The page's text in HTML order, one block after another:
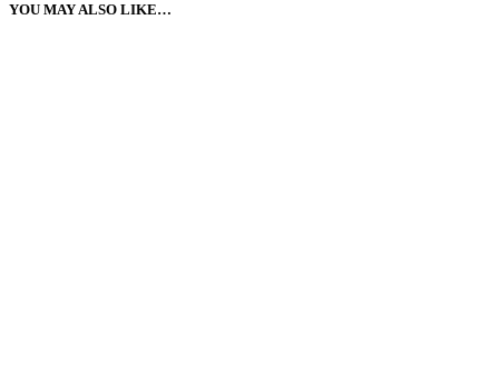
YOU MAY ALSO LIKE…